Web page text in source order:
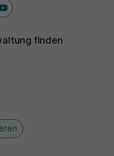
finden
verwendet, um
Besuchs zu speichern.